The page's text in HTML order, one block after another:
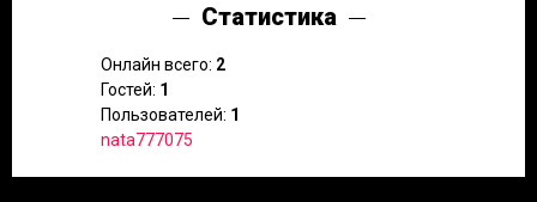
Статистика
Онлайн всего: 2
Гостей: 1
Пользователей: 1
nata777075